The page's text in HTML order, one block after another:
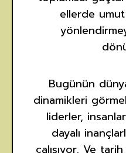
ellerde
Bugünün
dinamikleri
liderler,
dayalı
çalışıyor. Ve